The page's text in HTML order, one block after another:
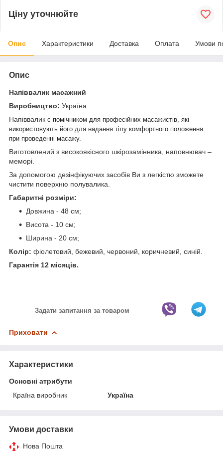
Ціну уточнюйте
Опис Характеристики Доставка Оплата Умови
Опис
Напіввалик масажний
Виробництво: Україна
Напіввалик є помічником для професійних масажистів, які
використовують його для надання тілу комфортного положення
при проведенні масажу.
Виготовлений з високоякісного шкірозамінника, наповнювач –
меморі.
За допомогою дезінфікуючих засобів Ви з легкістю зможете
чистити поверхню полувалика.
Габаритні розміри:
Довжина - 48 см;
Висота - 10 см;
Ширина - 20 см;
Колір: фіолетовий, бежевий, червоний, коричневий, синій.
Гарантія 12 місяців.
Задати запитання за товаром
Приховати
Характеристики
Основні атрибути
Країна виробник
Україна
Умови доставки
Нова Пошта